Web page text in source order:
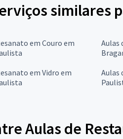
similares
em Couro em
Aulas
em Vidro em
Aulas
Aulas de